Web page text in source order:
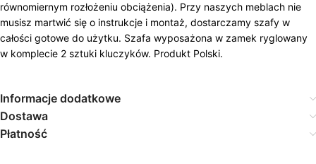
równomiernym rozłożeniu obciążenia). Przy naszych meblach nie
musisz martwić się o instrukcje i montaż, dostarczamy szafy w
całości gotowe do użytku. Szafa wyposażona w zamek ryglowany
w komplecie 2 sztuki kluczyków. Produkt Polski.
Informacje dodatkowe
Dostawa
Płatność